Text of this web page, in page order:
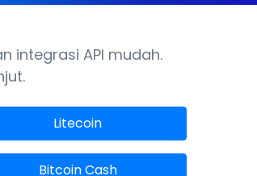
integrasi API mudah.
Litecoin
Bitcoin Cash